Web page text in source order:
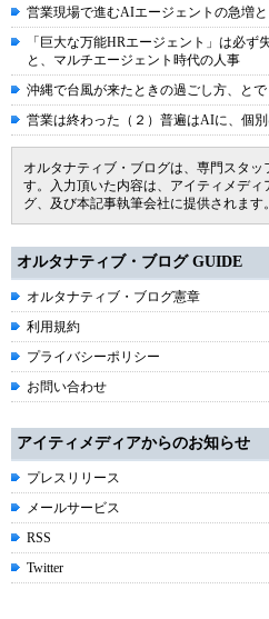
営業現場で進むAIエージェントの急増
「巨大な万能HRエージェント」は必ず
と、マルチエージェント時代の人事
沖縄で台風が来たときの過ごし方、と
営業は終わった（２）普遍はAIに、個
オルタナティブ・ブログは、専門スタ
す。入力頂いた内容は、アイティメディ
グ、及び本記事執筆会社に提供されます。
オルタナティブ・ブログ GUIDE
オルタナティブ・ブログ憲章
利用規約
プライバシーポリシー
お問い合わせ
アイティメディアからのお知らせ
プレスリリース
メールサービス
RSS
Twitter